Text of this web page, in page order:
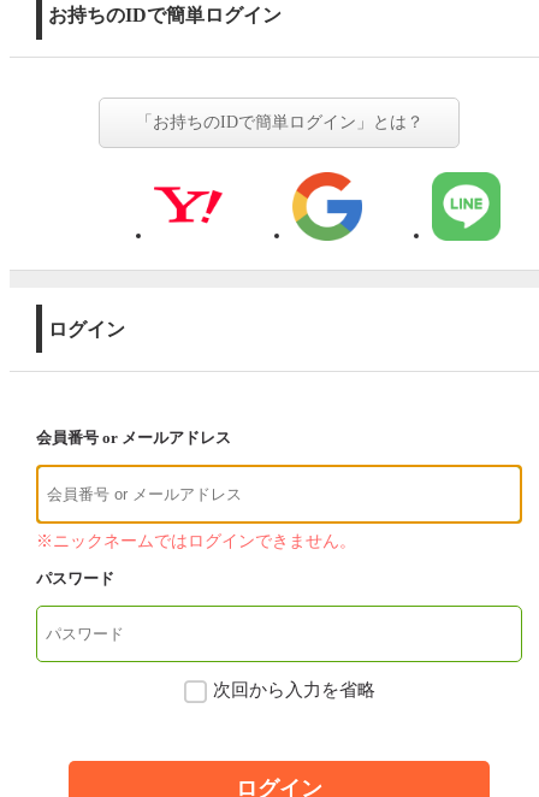
お持ちのIDで簡単ログイン
「お持ちのIDで簡単ログイン」とは？
ログイン
会員番号 or メールアドレス
※ニックネームではログインできません。
パスワード
次回から入力を省略